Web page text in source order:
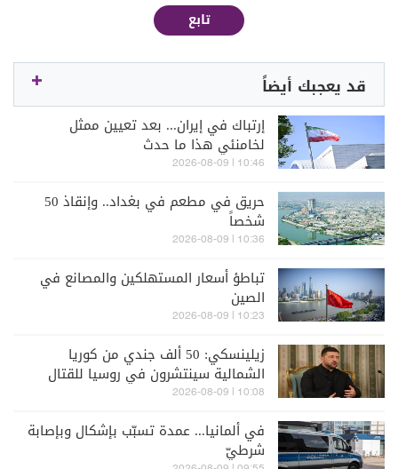
تابع
قد يعجبك أيضاً
إرتباك في إيران... بعد تعيين ممثل
لخامنئي هذا ما حدث
10:46 | 2026-08-09
حريق في مطعم في بغداد.. وإنقاذ 50
شخصاً
10:36 | 2026-08-09
تباطؤ أسعار المستهلكين والمصانع في
الصين
10:23 | 2026-08-09
زيلينسكي: 50 ألف جندي من كوريا
الشمالية سينتشرون في روسيا للقتال
إلى جانبها
10:08 | 2026-08-09
في ألمانيا... عمدة تسبّب بإشكال وبإصابة
شرطيّ